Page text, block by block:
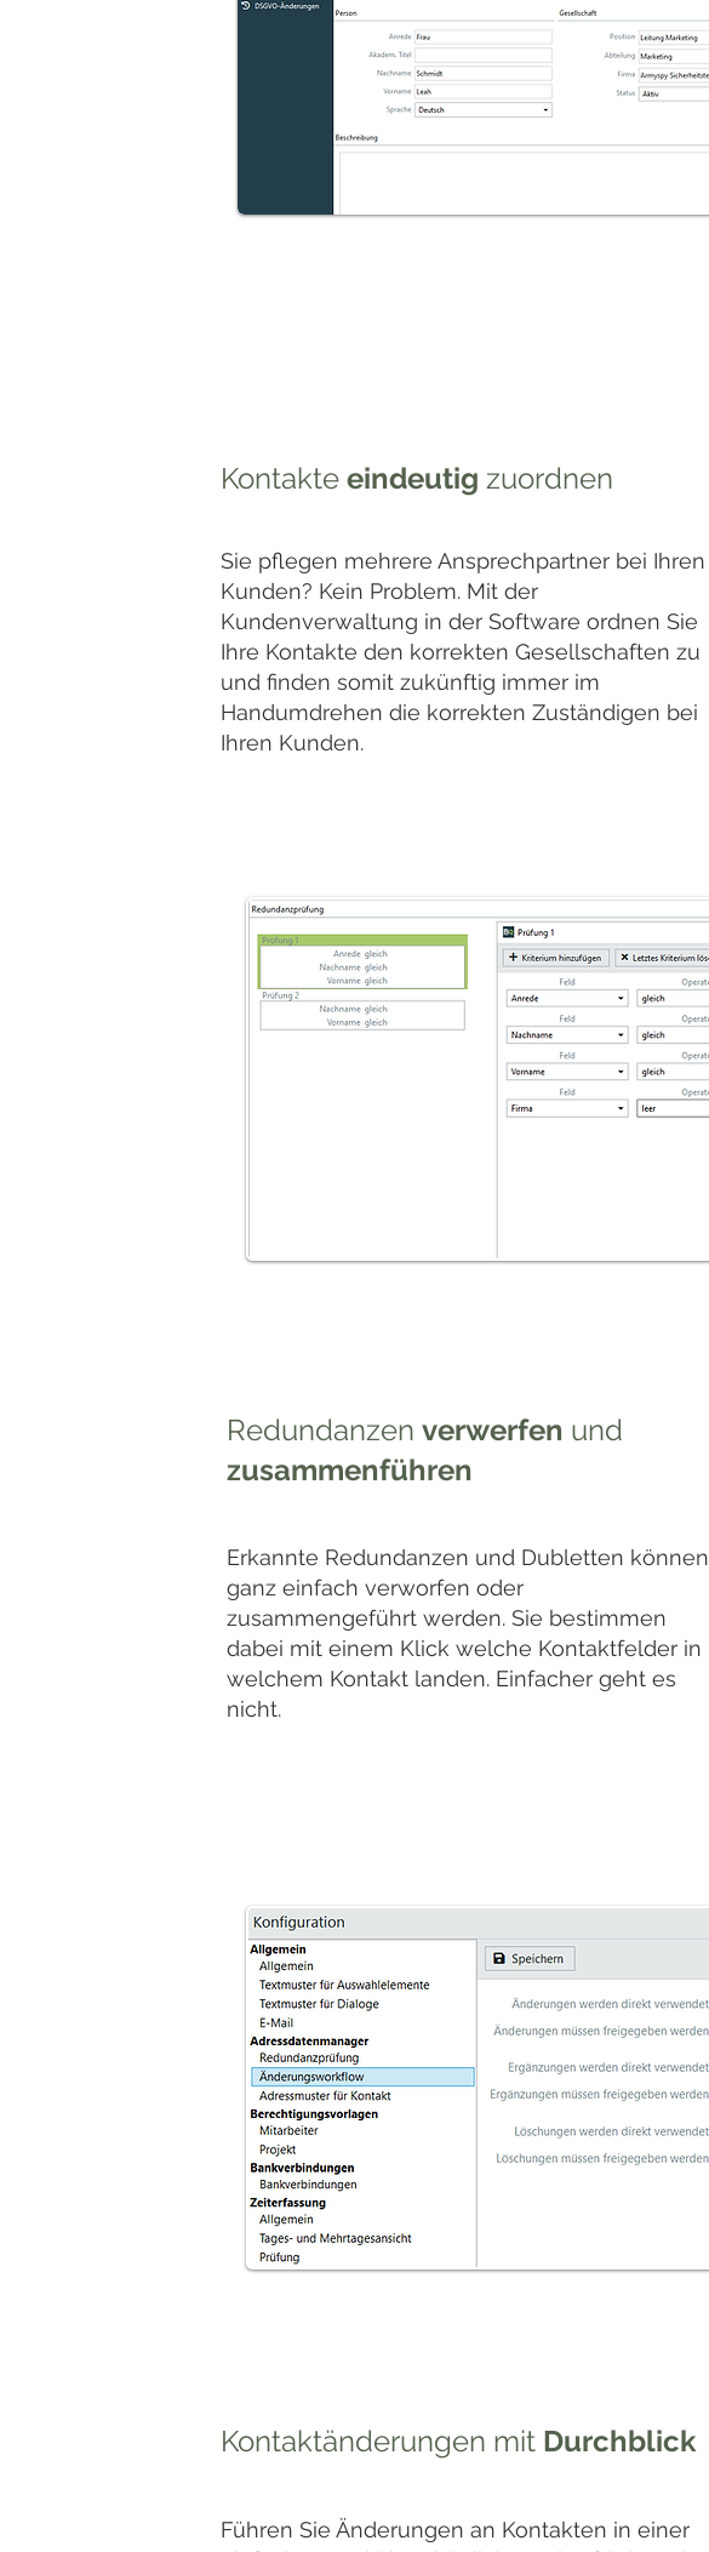
Kontakte eindeutig zuordnen
Sie pflegen mehrere Ansprechpartner bei Ihren
Kunden? Kein Problem. Mit der
Kundenverwaltung in der Software ordnen Sie
Ihre Kontakte den korrekten Gesellschaften zu
und finden somit zukünftig immer im
Handumdrehen die korrekten Zuständigen bei
Ihren Kunden.
Redundanzen verwerfen und
zusammenführen
Erkannte Redundanzen und Dubletten können
ganz einfach verworfen oder
zusammengeführt werden. Sie bestimmen
dabei mit einem Klick welche Kontaktfelder in
welchem Kontakt landen. Einfacher geht es
nicht.
Kontaktänderungen mit Durchblick
Führen Sie Änderungen an Kontakten in einer